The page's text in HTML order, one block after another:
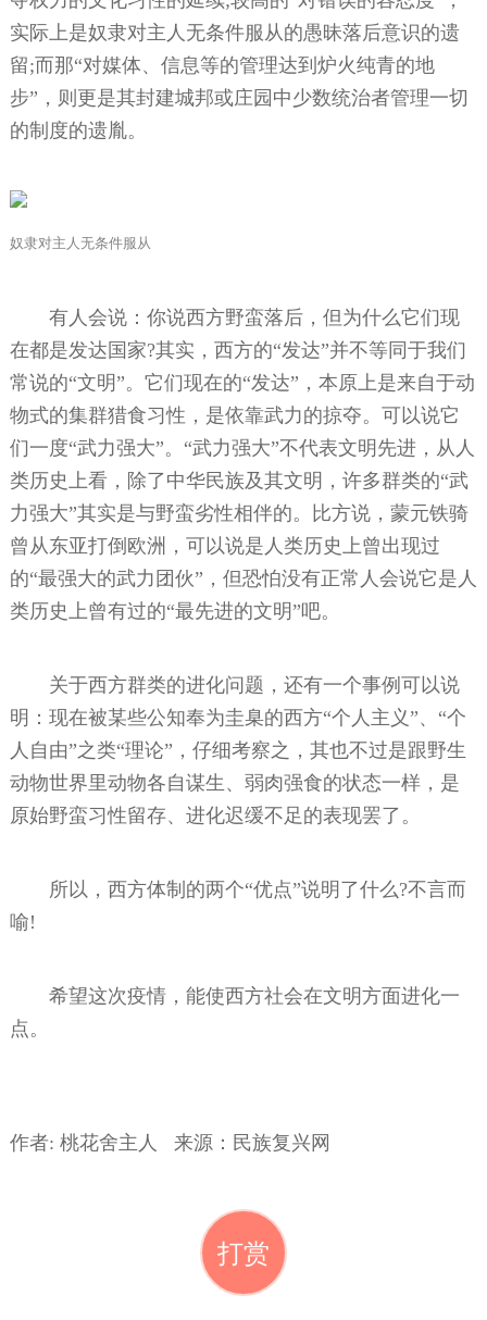
实际上是奴隶对主人无条件服从的愚昧落后意识的遗
留;而那“对媒体、信息等的管理达到炉火纯青的地
步”，则更是其封建城邦或庄园中少数统治者管理一切
的制度的遗胤。
奴隶对主人无条件服从
有人会说：你说西方野蛮落后，但为什么它们现
在都是发达国家?其实，西方的“发达”并不等同于我们
常说的“文明”。它们现在的“发达”，本原上是来自于动
物式的集群猎食习性，是依靠武力的掠夺。可以说它
们一度“武力强大”。“武力强大”不代表文明先进，从人
类历史上看，除了中华民族及其文明，许多群类的“武
力强大”其实是与野蛮劣性相伴的。比方说，蒙元铁骑
曾从东亚打倒欧洲，可以说是人类历史上曾出现过
的“最强大的武力团伙”，但恐怕没有正常人会说它是人
类历史上曾有过的“最先进的文明”吧。
关于西方群类的进化问题，还有一个事例可以说
明：现在被某些公知奉为圭臬的西方“个人主义”、“个
人自由”之类“理论”，仔细考察之，其也不过是跟野生
动物世界里动物各自谋生、弱肉强食的状态一样，是
原始野蛮习性留存、进化迟缓不足的表现罢了。
所以，西方体制的两个“优点”说明了什么?不言而
喻!
希望这次疫情，能使西方社会在文明方面进化一
点。
作者: 桃花舍主人 来源：民族复兴网
打赏